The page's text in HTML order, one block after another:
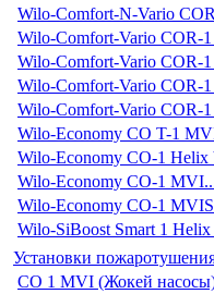
Wilo-Comfort-N-Vario
Wilo-Comfort-Vario COR-
Wilo-Comfort-Vario COR-
Wilo-Comfort-Vario COR-
Wilo-Comfort-Vario COR-
Wilo-Economy CO T-1
Wilo-Economy CO-1 Helix
Wilo-Economy CO-1
Wilo-Economy CO-1
Wilo-SiBoost Smart 1
Установки
CO 1 MVI (Жокей